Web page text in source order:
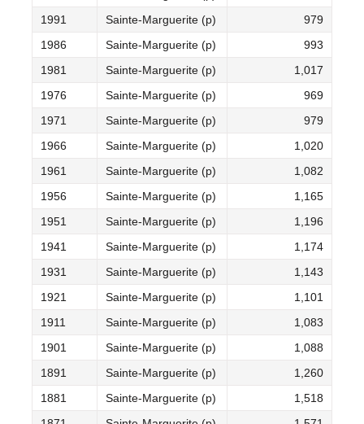
1991
Sainte-Marguerite (p)
979
1986
Sainte-Marguerite (p)
993
1981
Sainte-Marguerite (p)
1,017
1976
Sainte-Marguerite (p)
969
1971
Sainte-Marguerite (p)
979
1966
Sainte-Marguerite (p)
1,020
1961
Sainte-Marguerite (p)
1,082
1956
Sainte-Marguerite (p)
1,165
1951
Sainte-Marguerite (p)
1,196
1941
Sainte-Marguerite (p)
1,174
1931
Sainte-Marguerite (p)
1,143
1921
Sainte-Marguerite (p)
1,101
1911
Sainte-Marguerite (p)
1,083
1901
Sainte-Marguerite (p)
1,088
1891
Sainte-Marguerite (p)
1,260
1881
Sainte-Marguerite (p)
1,518